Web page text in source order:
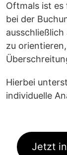
Oftmals ist
bei der
zu
Hierbei
individuelle
Jetzt